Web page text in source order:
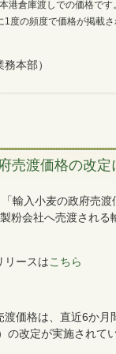
港倉庫渡しでの価格です
1度の頻度で価格が掲載
本部）
売渡価格の改定
輸入小麦の政府売渡
粉会社へ売渡され
ースはこちら
渡価格は、直近6か
改定が実施されてい